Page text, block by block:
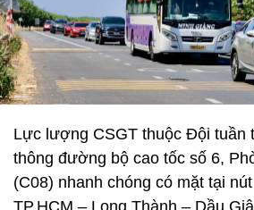
Lực lượng CSGT thuộc Đội tuần
thông đường bộ cao tốc số 6,
(C08) nhanh chóng có mặt tại
TP.HCM – Long Thành – Dầu